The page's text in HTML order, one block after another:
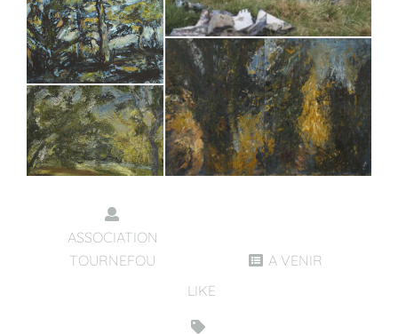
ASSOCIATION
TOURNEFOU
A VENIR
LIKE